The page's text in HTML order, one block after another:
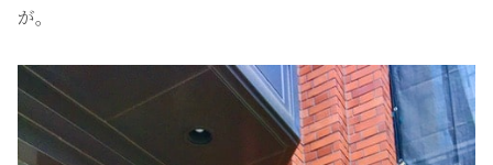
が。